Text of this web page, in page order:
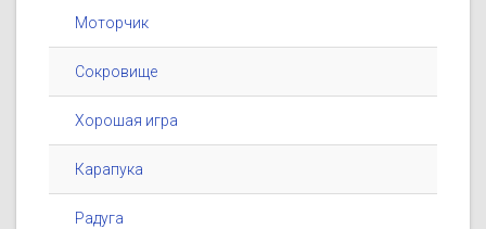
Моторчик
Сокровище
Хорошая игра
Карапука
Радуга